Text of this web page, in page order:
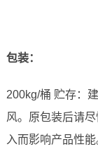
包装：
200kg/桶 贮存：
风。原包装后请
入而影响产品性